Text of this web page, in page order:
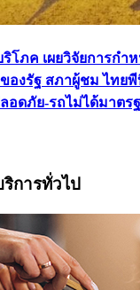
โภค เผยวิจัยการกำ
องรัฐ สภาผู้ชม ไทย
อดภัย-รถไม่ได้มาตร
การทั่วไป